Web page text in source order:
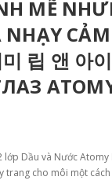
MẼ
미 립 앤
Dầu và Nước
cho môi một